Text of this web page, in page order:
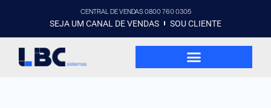
CENTRAL DE VENDAS 0800 760 0305
SEJA UM CANAL DE VENDAS SOU CLIENTE